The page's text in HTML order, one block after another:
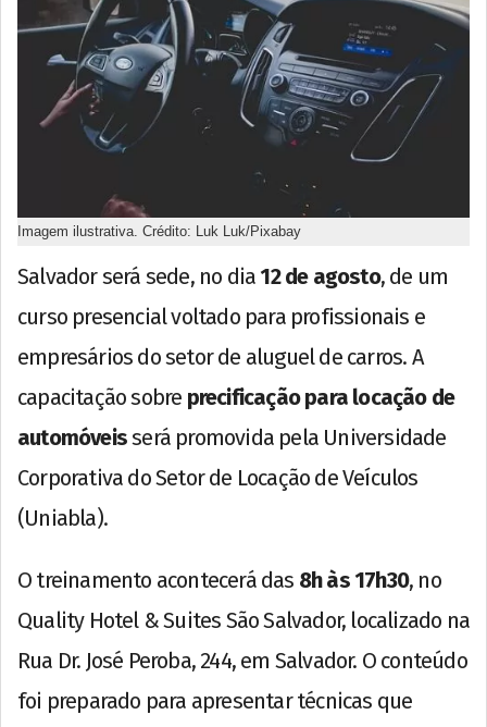
Imagem ilustrativa. Crédito: Luk Luk/Pixabay
Salvador será sede, no dia 12 de agosto, de um
curso presencial voltado para profissionais e
empresários do setor de aluguel de carros. A
capacitação sobre precificação para locação de
automóveisserá promovida pela Universidade
Corporativa do Setor de Locação de Veículos
(Uniabla).
O treinamento acontecerá das 8h às 17h30, no
Quality Hotel & Suites São Salvador, localizado na
Rua Dr. José Peroba, 244, em Salvador. O conteúdo
foi preparado para apresentar técnicas que